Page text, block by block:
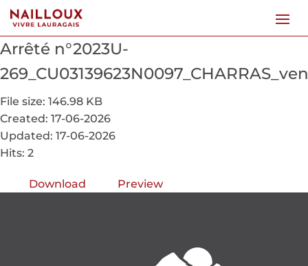
Arrêté n°2023U-
File size: 146.98 KB
Created: 17-06-2026
Updated: 17-06-2026
Hits: 2
Download Preview